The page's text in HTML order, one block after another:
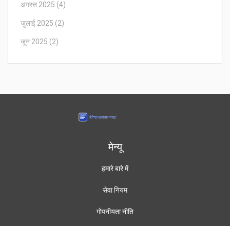
अगस्त 2025 (4)
जुलाई 2025 (2)
जून 2025 (2)
मेन्यू
हमारे बारे में
सेवा नियम
गोपनीयता नीति